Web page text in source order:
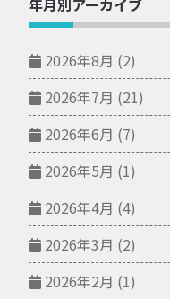
年月別アーカイブ
2026年8月 (2)
2026年7月 (21)
2026年6月 (7)
2026年5月 (1)
2026年4月 (4)
2026年3月 (2)
2026年2月 (1)